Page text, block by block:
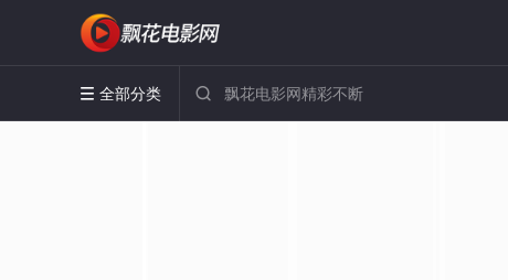
 全部分类 